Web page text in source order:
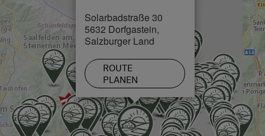
Liegewiese
Minigolf
Nachtclub
Nationalpark
Nordic Walking
Ponyreiten
Ortsrand
Zentrumsnähe
Solarbadstraße 30
5632 Dorfgastein,
Salzburger Land
ROUTE
PLANEN